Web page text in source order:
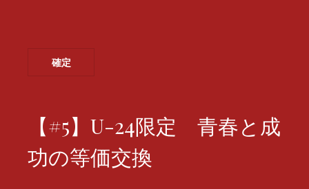
【#5】U-24限定 青春と成
功の等価交換